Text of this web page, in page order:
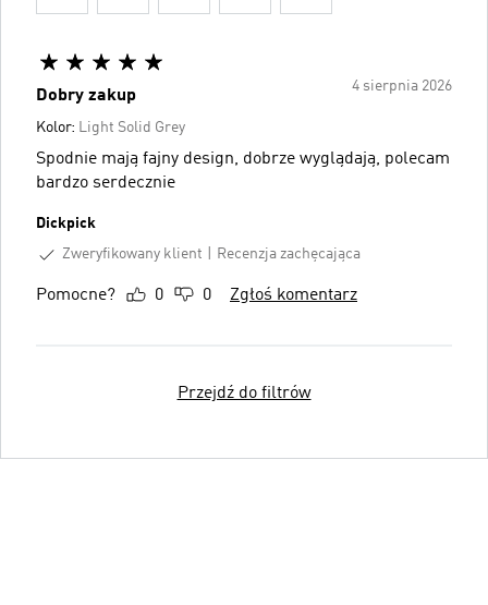
4 sierpnia 2026
Dobry zakup
Kolor: Light Solid Grey
Spodnie mają fajny design, dobrze wyglądają, polecam
bardzo serdecznie
Dickpick
Zweryfikowany klient
Recenzja zachęcająca
Pomocne? 0 0 Zgłoś komentarz
Przejdź do filtrów